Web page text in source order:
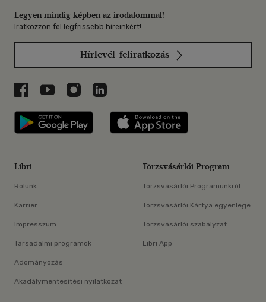
Legyen mindig képben az irodalommal!
Iratkozzon fel legfrissebb híreinkért!
Hírlevél-feliratkozás
Libri a Facebookon
Libri a Youtube-on
Libri az Instagramon
Libri a LinkedInen
Libri applikáció Szerezd meg: Google
Libri
Rólunk
Karrier
Impresszum
Társadalmi programok
Adományozás
Akadálymentesítési nyilatkozat
Törzsvásárlói Program
Törzsvásárlói Programunkról
Törzsvásárlói Kártya egyenlege
Törzsvásárlói szabályzat
Libri App